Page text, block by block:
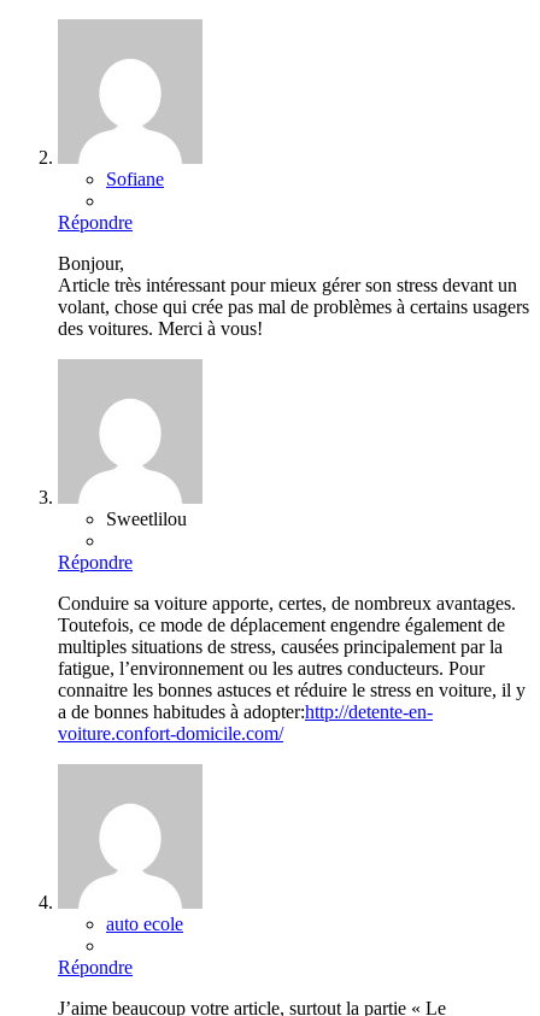
Sofiane
Répondre
Bonjour,
Article très intéressant pour mieux gérer son stress devant un
volant, chose qui crée pas mal de problèmes à certains usagers
des voitures. Merci à vous!
Sweetlilou
Répondre
Conduire sa voiture apporte, certes, de nombreux avantages.
Toutefois, ce mode de déplacement engendre également de
multiples situations de stress, causées principalement par la
fatigue, l’environnement ou les autres conducteurs. Pour
connaitre les bonnes astuces et réduire le stress en voiture, il y
a de bonnes habitudes à adopter:http://detente-en-
voiture.confort-domicile.com/
auto ecole
Répondre
J’aime beaucoup votre article, surtout la partie « Le